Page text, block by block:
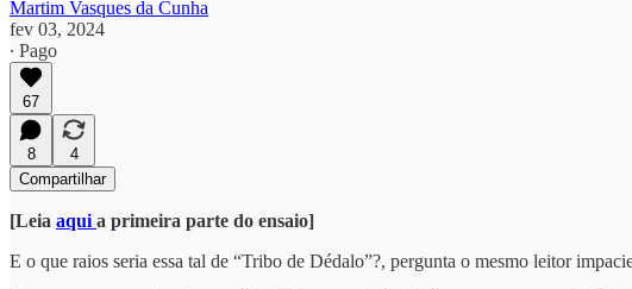
Martim Vasques da Cunha
fev 03, 2024
∙ Pago
67
8
4
Compartilhar
[Leia aqui a primeira parte do ensaio]
E o que raios seria essa tal de “Tribo de Dédalo”?, pergunta o mesmo leitor